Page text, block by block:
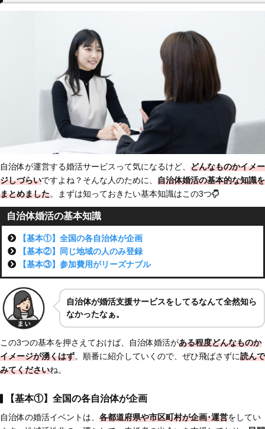
自治体が運営する婚活サービスって気になるけど、 どんなものかイメー
ジしづらいですよね？そんな人のために、 自治体婚活の基本的な知識を
まとめました。まずは知っておきたい基本知識はこの3つ
自治体婚活の基本知識
【基本①】全国の各自治体が企画
【基本②】同じ地域の人のみ登録
【基本③】参加費用がリーズナブル
自治体が婚活支援サービスをしてるなんて全然知ら
なかったなぁ。
この3つの基本を押さえておけば、自治体婚活がある程度どんなものか
イメージが湧くはず。順番に紹介していくので、ぜひ飛ばさずに読んで
みてくださいね。
【基本①】全国の各自治体が企画
自治体の婚活イベントは、 各都道府県や市区町村が企画･運営をしてい